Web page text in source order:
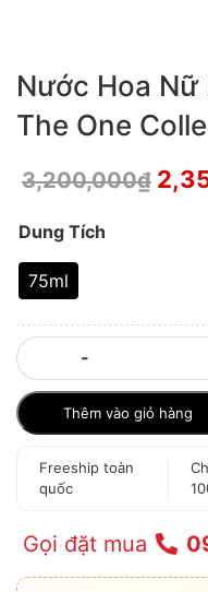
Nước Hoa Nữ
The One
3,200,000₫
Dung Tích
75ml
-
Thêm vào giỏ hàng
Freeship toàn
quốc
Gọi đặt mua